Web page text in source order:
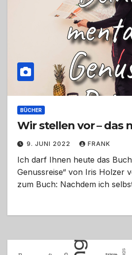
BÜCHER
Wir stellen vor – das
9. JUNI 2022 FRANK
Ich darf Ihnen heute das
Genussreise“ von Iris Holzer
zum Buch: Nachdem ich